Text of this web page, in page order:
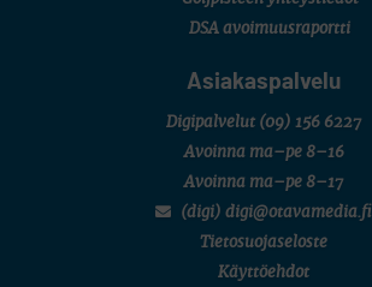
DSA avoimuusraportti
Asiakaspalvelu
Digipalvelut (09) 156 6227
Avoinna ma–pe 8–16
Avoinna ma–pe 8–17
(digi) digi@otavamedia.fi
Tietosuojaseloste
Käyttöehdot